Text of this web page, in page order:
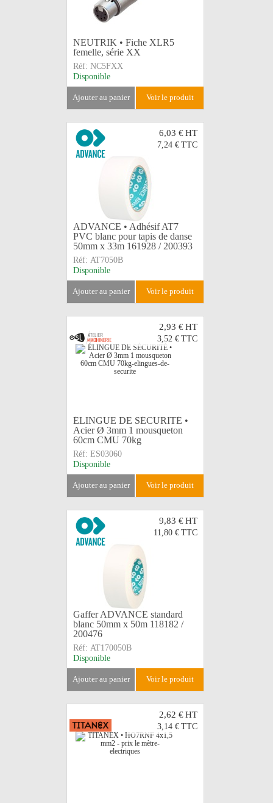
NEUTRIK • Fiche XLR5
femelle, série XX
Réf: NC5FXX
Disponible
ajouter au panier voir le produit
6,03 €HT
7,24 € TTC
ADVANCE • Adhésif AT7
PVC blanc pour tapis de danse
50mm x 33m 161928 / 200393
Réf: AT7050B
Disponible
ajouter au panier voir le produit
2,93 €HT
3,52 € TTC
ÉLINGUE DE SÉCURITÉ •
Acier Ø 3mm 1 mousqueton
60cm CMU 70kg
Réf: ES03060
Disponible
ajouter au panier voir le produit
9,83 €HT
11,80 € TTC
Gaffer ADVANCE standard
blanc 50mm x 50m 118182 /
200476
Réf: AT170050B
Disponible
ajouter au panier voir le produit
2,62 €HT
3,14 € TTC